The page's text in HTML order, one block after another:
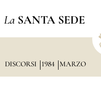
La SANTA SEDE
DISCORSI 1984 MARZO